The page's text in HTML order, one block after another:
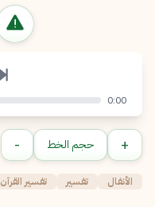
إرسال إلغاء
0:00
+ حجم الخط -
الأنفال تفسير تفسير القرآن